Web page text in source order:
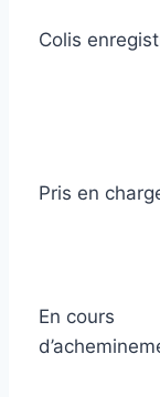
Colis
Pris en
En cours